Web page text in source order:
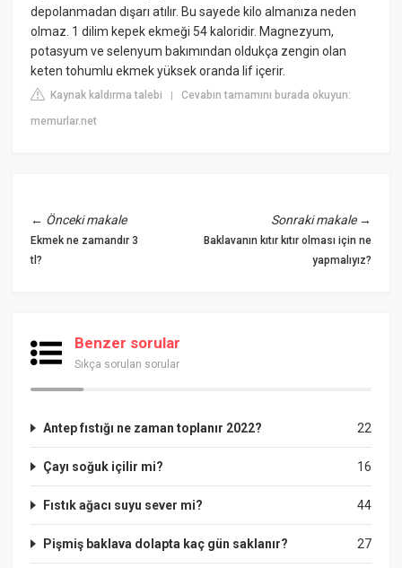
depolanmadan dışarı atılır. Bu sayede kilo almanıza neden
olmaz. 1 dilim kepek ekmeği 54 kaloridir. Magnezyum,
potasyum ve selenyum bakımından oldukça zengin olan
keten tohumlu ekmek yüksek oranda lif içerir.
Kaynak kaldırma talebi |Cevabın tamamını burada okuyun:
memurlar.net
← Önceki makale
Ekmek ne zamandır 3
tl?
Sonraki makale→
Baklavanın kıtır kıtır olması için ne
yapmalıyız?
Benzer sorular
Sıkça sorulan sorular
22
Antep fıstığı ne zaman toplanır 2022?
16
Çayı soğuk içilir mi?
44
Fıstık ağacı suyu sever mi?
27
Pişmiş baklava dolapta kaç gün saklanır?